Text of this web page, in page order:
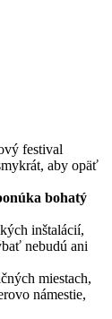
festival
aby opäť
bohatý
inštalácií,
nebudú ani
miestach,
námestie,